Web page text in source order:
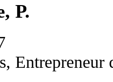
P.
Entrepreneur